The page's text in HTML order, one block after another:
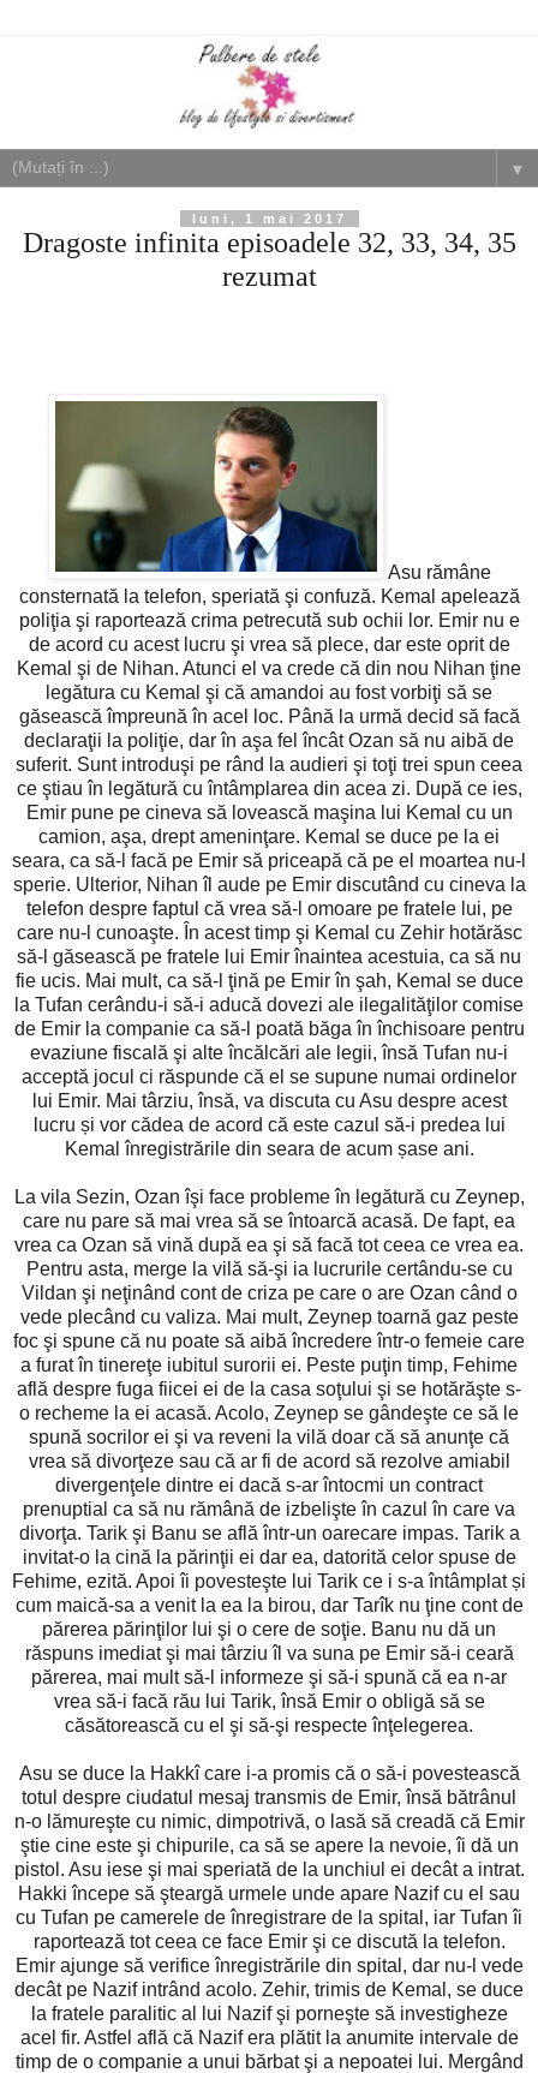
▼
luni, 1 mai 2017
Dragoste infinita episoadele 32, 33, 34, 35
rezumat
Asu rămâne
consternată la telefon, speriată şi confuză. Kemal apelează
poliţia şi raportează crima petrecută sub ochii lor. Emir nu e
de acord cu acest lucru şi vrea să plece, dar este oprit de
Kemal şi de Nihan. Atunci el va crede că din nou Nihan ţine
legătura cu Kemal şi că amandoi au fost vorbiţi să se
găsească împreună în acel loc. Până la urmă decid să facă
declaraţii la poliţie, dar în aşa fel încât Ozan să nu aibă de
suferit. Sunt introduşi pe rând la audieri şi toţi trei spun ceea
ce ştiau în legătură cu întâmplarea din acea zi. După ce ies,
Emir pune pe cineva să lovească maşina lui Kemal cu un
camion, aşa, drept ameninţare. Kemal se duce pe la ei
seara, ca să-l facă pe Emir să priceapă că pe el moartea nu-l
sperie. Ulterior, Nihan îl aude pe Emir discutând cu cineva la
telefon despre faptul că vrea să-l omoare pe fratele lui, pe
care nu-l cunoaşte. În acest timp şi Kemal cu Zehir hotărăsc
să-l găsească pe fratele lui Emir înaintea acestuia, ca să nu
fie ucis. Mai mult, ca să-l ţină pe Emir în şah, Kemal se duce
la Tufan cerându-i să-i aducă dovezi ale ilegalităţilor comise
de Emir la companie ca să-l poată băga în închisoare pentru
evaziune fiscală şi alte încălcări ale legii, însă Tufan nu-i
acceptă jocul ci răspunde că el se supune numai ordinelor
lui Emir. Mai târziu, însă, va discuta cu Asu despre acest
lucru și vor cădea de acord că este cazul să-i predea lui
Kemal înregistrările din seara de acum șase ani.
La vila Sezin, Ozan îşi face probleme în legătură cu Zeynep,
care nu pare să mai vrea să se întoarcă acasă. De fapt, ea
vrea ca Ozan să vină după ea şi să facă tot ceea ce vrea ea.
Pentru asta, merge la vilă să-şi ia lucrurile certându-se cu
Vildan şi neţinând cont de criza pe care o are Ozan când o
vede plecând cu valiza. Mai mult, Zeynep toarnă gaz peste
foc şi spune că nu poate să aibă încredere într-o femeie care
a furat în tinereţe iubitul surorii ei. Peste puţin timp, Fehime
află despre fuga fiicei ei de la casa soţului şi se hotărăşte s-
o recheme la ei acasă. Acolo, Zeynep se gândeşte ce să le
spună socrilor ei şi va reveni la vilă doar că să anunţe că
vrea să divorţeze sau că ar fi de acord să rezolve amiabil
divergenţele dintre ei dacă s-ar întocmi un contract
prenuptial ca să nu rămână de izbelişte în cazul în care va
divorţa. Tarik şi Banu se află într-un oarecare impas. Tarik a
invitat-o la cină la părinţii ei dar ea, datorită celor spuse de
Fehime, ezită. Apoi îi povesteşte lui Tarik ce i s-a întâmplat și
cum maică-sa a venit la ea la birou, dar Tarîk nu ţine cont de
părerea părinţilor lui şi o cere de soţie. Banu nu dă un
răspuns imediat şi mai târziu îl va suna pe Emir să-i ceară
părerea, mai mult să-l informeze şi să-i spună că ea n-ar
vrea să-i facă rău lui Tarik, însă Emir o obligă să se
căsătorească cu el şi să-şi respecte înţelegerea.
Asu se duce la Hakkî care i-a promis că o să-i povestească
totul despre ciudatul mesaj transmis de Emir, însă bătrânul
n-o lămureşte cu nimic, dimpotrivă, o lasă să creadă că Emir
ştie cine este şi chipurile, ca să se apere la nevoie, îi dă un
pistol. Asu iese şi mai speriată de la unchiul ei decât a intrat.
Hakki începe să şteargă urmele unde apare Nazif cu el sau
cu Tufan pe camerele de înregistrare de la spital, iar Tufan îi
raportează tot ceea ce face Emir şi ce discută la telefon.
Emir ajunge să verifice înregistrările din spital, dar nu-l vede
decât pe Nazif intrând acolo. Zehir, trimis de Kemal, se duce
la fratele paralitic al lui Nazif şi porneşte să investigheze
acel fir. Astfel află că Nazif era plătit la anumite intervale de
timp de o companie a unui bărbat şi a nepoatei lui. Mergând